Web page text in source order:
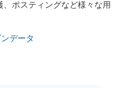
ポスティングなど様々な用
データ